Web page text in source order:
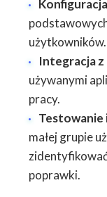
użytkowników.
Integracja z
używanymi
pracy.
Testowanie
małej grupie
poprawki.